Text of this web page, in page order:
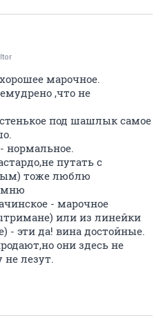
марочное.
,что не
под шашлык самое
нормальное.
путать с
тоже люблю
- марочное
или из линейки
- эти да! вина достойные.
они здесь не
не лезут.